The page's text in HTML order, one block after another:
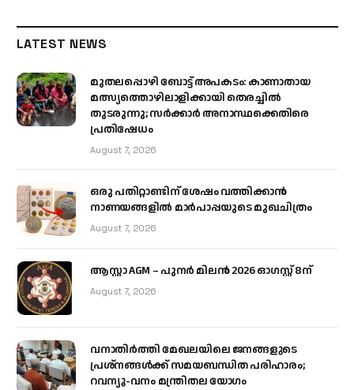
LATEST NEWS
മുതലപ്പൊഴി ബോട്ട് അപകടം: കാണാതായ
മത്സ്യത്തൊഴിലാളിക്കായി തെരച്ചിൽ
തുടരുന്നു; സർക്കാർ അനാസ്ഥക്കെതിരെ
പ്രതിഷേധം
August 7, 2026
ഒരു പതിറ്റാണ്ടിന് ശേഷം വത്തിക്കാൻ
നാണയങ്ങളിൽ മാർപാപ്പയുടെ മുഖചിത്രം
August 7, 2026
ആസ്റ്റാ AGM – പുനർ മിലൻ 2026 ഓഗസ്റ്റ് 8ന്
August 7, 2026
വനാതിർത്തി മേഖലയിലെ ജനങ്ങളുടെ
പ്രശ്നങ്ങൾക്ക് സമയബന്ധിത പരിഹാരം;
റവന്യൂ-വനം മന്ത്രിതല യോഗം